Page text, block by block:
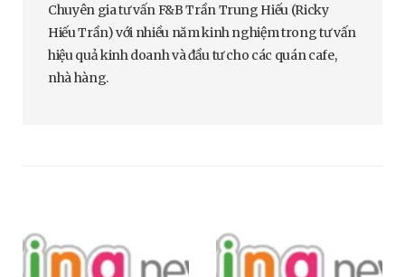
Chuyên gia tư vấn F&B Trần Trung Hiếu (Ricky
Hiếu Trần) với nhiều năm kinh nghiệm trong tư vấn
hiệu quả kinh doanh và đầu tư cho các quán cafe,
nhà hàng.